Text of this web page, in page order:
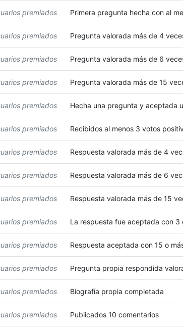
premiados Primera pregunta hecha con al
premiados Pregunta valorada más de 4
premiados Pregunta valorada más de 6
premiados Pregunta valorada más de 15
premiados Hecha una pregunta y aceptada
premiados Recibidos al menos 3 votos
premiados Respuesta valorada más de 4
premiados Respuesta valorada más de 6
premiados Respuesta valorada más de 15
premiados La respuesta fue aceptada con 3
premiados Respuesta aceptada con 15 o
premiados Pregunta propia respondida
premiados Biografía propia completada
premiados Publicados 10 comentarios